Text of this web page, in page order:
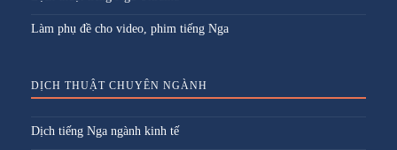
Làm phụ đề cho video, phim tiếng Nga
DỊCH THUẬT CHUYÊN NGÀNH
Dịch tiếng Nga ngành kinh tế